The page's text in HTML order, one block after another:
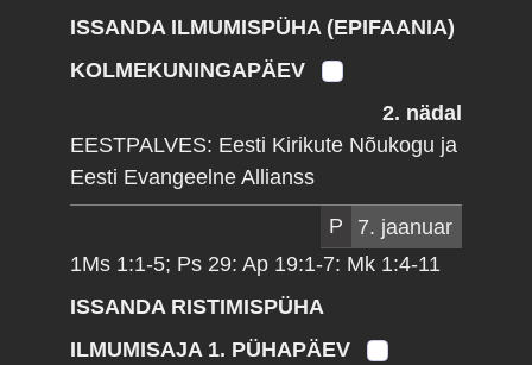
ISSANDA ILMUMISPÜHA (EPIFAANIA)
KOLMEKUNINGAPÄEV
2. nädal
EESTPALVES: Eesti Kirikute Nõukogu ja
Eesti Evangeelne Allianss
P
7. jaanuar
1Ms 1:1-5; Ps 29: Ap 19:1-7: Mk 1:4-11
ISSANDA RISTIMISPÜHA
ILMUMISAJA 1. PÜHAPÄEV